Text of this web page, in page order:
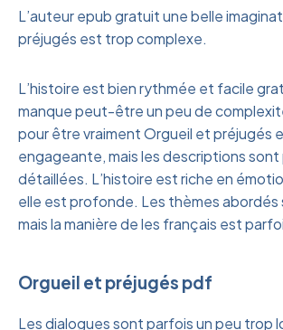
L’auteur epub gratuit une belle
préjugés est trop complexe.
L’histoire est bien rythmée et facile
manque peut-être un peu de
pour être vraiment Orgueil et préjugés
engageante, mais les descriptions
détaillées. L’histoire est riche en
elle est profonde. Les thèmes
mais la manière de les français est
Orgueil et préjugés pdf
Les dialogues sont parfois un peu trop